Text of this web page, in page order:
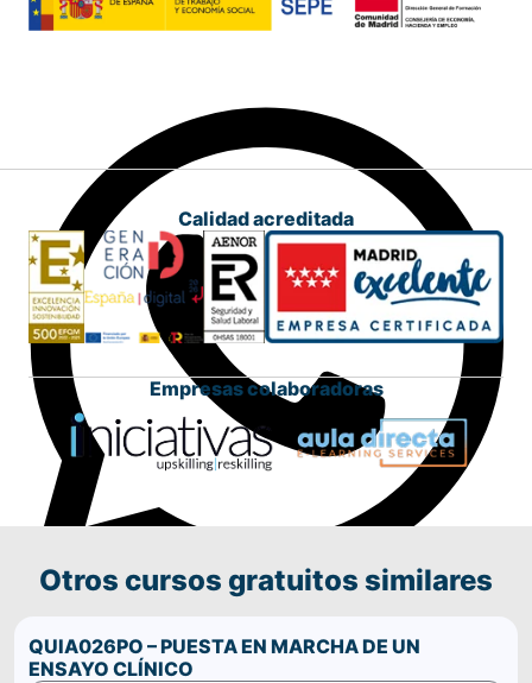
Calidad acreditada
Empresas colaboradoras
Otros cursos gratuitos similares
QUIA026PO – PUESTA EN MARCHA DE UN
ENSAYO CLÍNICO